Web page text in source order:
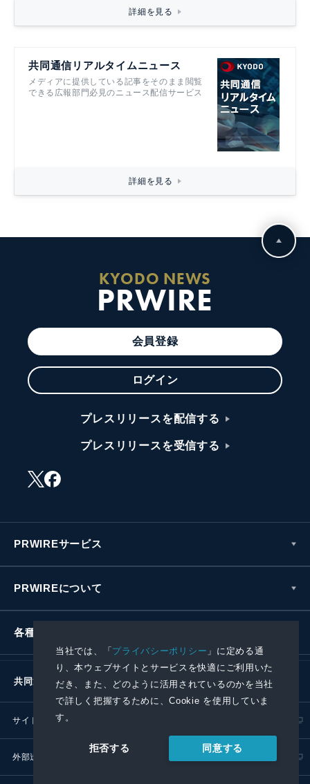
当社では、「プライバシーポリシー 」に定める通
り、本ウェブサイトとサービスを快適にご利用いた
だき、また、どのように活用されているのかを当社
で詳しく把握するために、Cookie を使用していま
す。
拒否する 同意する
詳細を見る
共同通信リアルタイムニュース
メディアに提供している記事をそのまま閲覧
できる広報部門必見のニュース配信サービス
詳細を見る
KYODO NEWS
PRWIRE
会員登録
ログイン
プレスリリースを配信する
プレスリリースを受信する
PRWIREサービス
PRWIREについて
各種お問い合わせ
共同通信社グループ
サイトポリシー
外部送信ポリシー プレスリリース取扱基準